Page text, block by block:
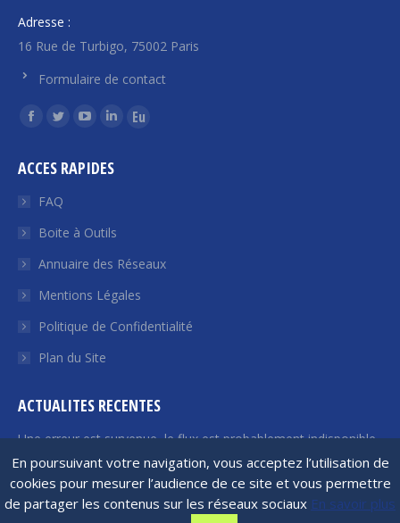
En poursuivant votre navigation, vous acceptez l’utilisation de
cookies pour mesurer l’audience de ce site et vous permettre
de partager les contenus sur les réseaux sociaux En savoir plus
Adresse :
16 Rue de Turbigo, 75002 Paris
Formulaire de contact
Trouvez nous sur :
La
Facebook
s'ouvre
une
nouvelle
fenêtre
La
Twitter
s'ouvre
une
nouvelle
fenêtre
La
YouTube
une
nouvelle
fenêtre
La
LinkedIn
une
nouvelle
fenêtre
La
nouvelle
fenêtre
ACCES RAPIDES
FAQ
Boite à Outils
Annuaire des Réseaux
Mentions Légales
Politique de Confidentialité
Plan du Site
ACTUALITES RECENTES
Une erreur est survenue, le flux est probablement indisponible.
Veuillez réessayer plus tard.